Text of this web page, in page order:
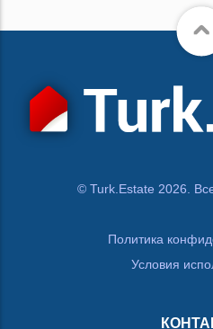
© Turk.Estate 2026.
Политика
Условия